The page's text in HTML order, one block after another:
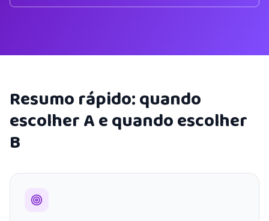
Resumo rápido: quando
escolher A e quando escolher
B